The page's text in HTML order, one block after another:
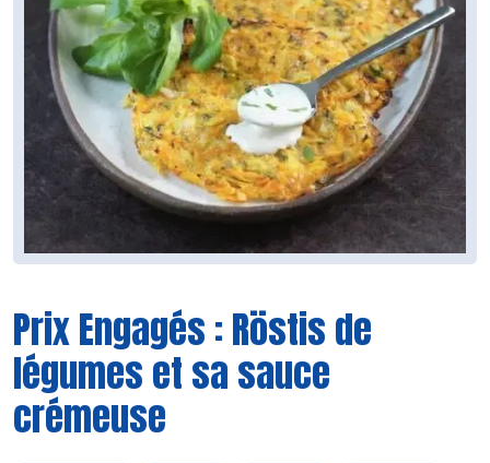
Prix Engagés : Röstis de
légumes et sa sauce
crémeuse